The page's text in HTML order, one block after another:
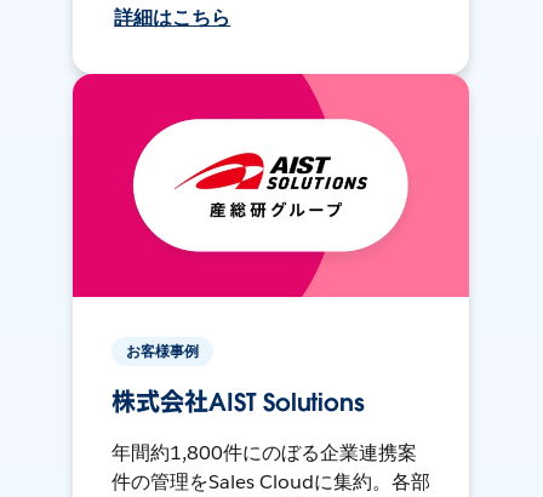
詳細はこちら
お客様事例
株式会社AIST Solutions
年間約1,800件にのぼる企業連携案
件の管理をSales Cloudに集約。各部